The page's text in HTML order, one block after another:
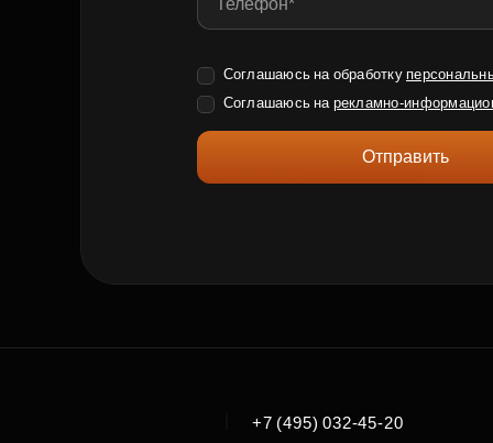
Соглашаюсь на обработку
Соглашаюсь на рекламно-
Отправить
+7 (495) 032-45-20